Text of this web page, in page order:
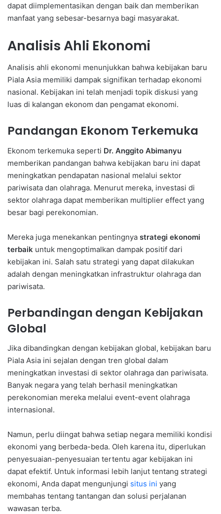
dapat diimplementasikan dengan baik dan memberikan
manfaat yang sebesar-besarnya bagi masyarakat.
Analisis Ahli Ekonomi
Analisis ahli ekonomi menunjukkan bahwa kebijakan baru
Piala Asia memiliki dampak signifikan terhadap ekonomi
nasional. Kebijakan ini telah menjadi topik diskusi yang
luas di kalangan ekonom dan pengamat ekonomi.
Pandangan Ekonom Terkemuka
Ekonom terkemuka seperti Dr. Anggito Abimanyu
memberikan pandangan bahwa kebijakan baru ini dapat
meningkatkan pendapatan nasional melalui sektor
pariwisata dan olahraga. Menurut mereka, investasi di
sektor olahraga dapat memberikan multiplier effect yang
besar bagi perekonomian.
Mereka juga menekankan pentingnya strategi ekonomi
terbaik untuk mengoptimalkan dampak positif dari
kebijakan ini. Salah satu strategi yang dapat dilakukan
adalah dengan meningkatkan infrastruktur olahraga dan
pariwisata.
Perbandingan dengan Kebijakan
Global
Jika dibandingkan dengan kebijakan global, kebijakan baru
Piala Asia ini sejalan dengan tren global dalam
meningkatkan investasi di sektor olahraga dan pariwisata.
Banyak negara yang telah berhasil meningkatkan
perekonomian mereka melalui event-event olahraga
internasional.
Namun, perlu diingat bahwa setiap negara memiliki kondisi
ekonomi yang berbeda-beda. Oleh karena itu, diperlukan
penyesuaian-penyesuaian tertentu agar kebijakan ini
dapat efektif. Untuk informasi lebih lanjut tentang strategi
ekonomi, Anda dapat mengunjungi situs ini yang
membahas tentang tantangan dan solusi perjalanan
wawasan terba.